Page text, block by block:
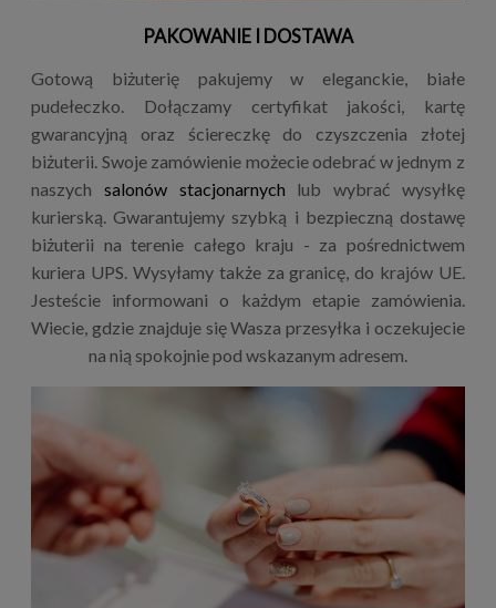
PAKOWANIE I DOSTAWA
Gotową biżuterię pakujemy w eleganckie, białe
pudełeczko. Dołączamy certyfikat jakości, kartę
gwarancyjną oraz ściereczkę do czyszczenia złotej
biżuterii. Swoje zamówienie możecie odebrać w jednym z
naszych salonów stacjonarnych lub wybrać wysyłkę
kurierską. Gwarantujemy szybką i bezpieczną dostawę
biżuterii na terenie całego kraju - za pośrednictwem
kuriera UPS. Wysyłamy także za granicę, do krajów UE.
Jesteście informowani o każdym etapie zamówienia.
Wiecie, gdzie znajduje się Wasza przesyłka i oczekujecie
na nią spokojnie pod wskazanym adresem.